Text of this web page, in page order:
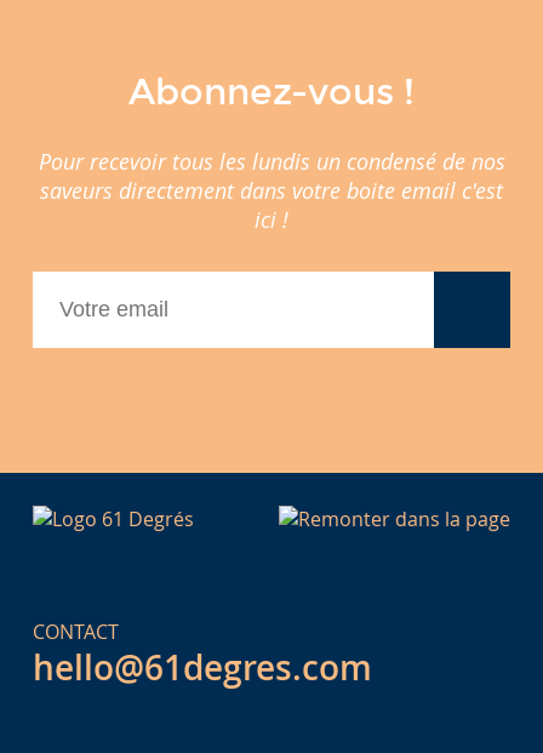
Abonnez-vous !
Pour recevoir tous les lundis un condensé de nos
saveurs directement dans votre boite email c'est
ici !
CONTACT
hello@61degres.com